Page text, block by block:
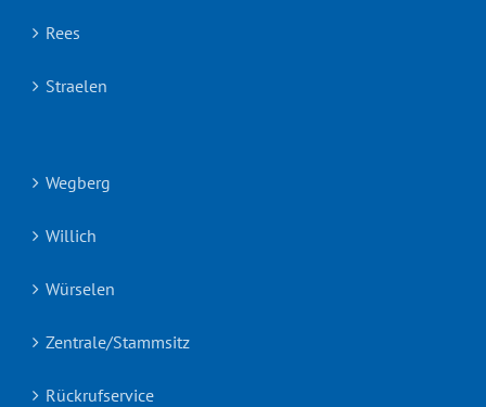
Rees
Straelen
Wegberg
Willich
Würselen
Zentrale/Stammsitz
Rückrufservice